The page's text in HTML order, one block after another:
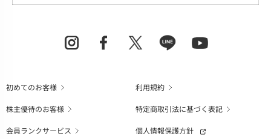
初めてのお客様
利用規約
株主優待のお客様
特定商取引法に基づく表記
会員ランクサービス
個人情報保護方針